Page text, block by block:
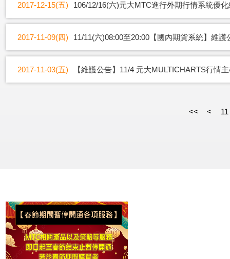
2017-12-15(五) 106/12/16(六)元大MTC進行外期行情系統優
2017-11-09(四) 11/11(六)08:00至20:00【國內期貨系統】維護
2017-11-03(五) 【維護公告】11/4 元大MULTICHARTS行情
<< < 11